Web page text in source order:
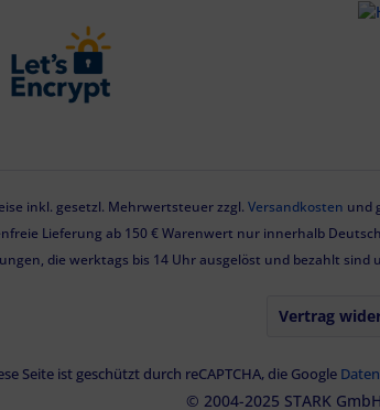
inkl. gesetzl. Mehrwertsteuer zzgl. Versandkosten und
Lieferung ab 150 € Warenwert nur innerhalb
die werktags bis 14 Uhr ausgelöst und bezahlt sind
Vertrag
Seite ist geschützt durch reCAPTCHA, die Google
© 2004-2025 STARK